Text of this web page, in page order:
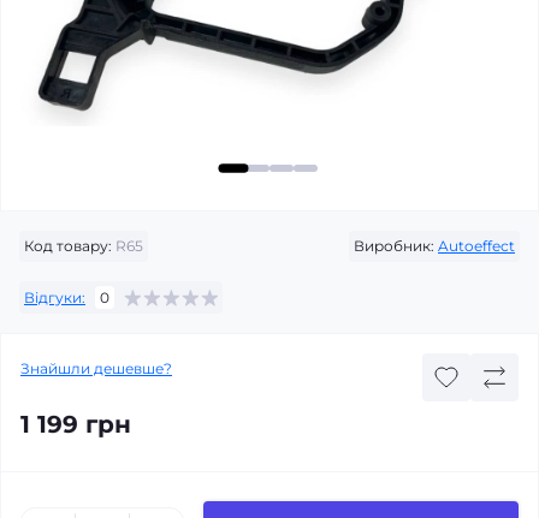
Код товару: R65 Виробник: Autoeffect
Відгуки: 0
Знайшли дешевше?
1 199 грн